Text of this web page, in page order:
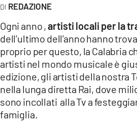
LaC
Network
LACPLAY.IT
LACTV.IT
LACONAIR.IT
LACITYMAG.IT
REDAZIONE
Ogni anno ,artisti locali per la
dell’ultimo dell’anno hanno
proprio per questo, la Calabria
artisti nel mondo musicale è
edizione, gli artisti della nostra
nella lunga diretta Rai, dove
sono incollati alla Tv a
famiglia.